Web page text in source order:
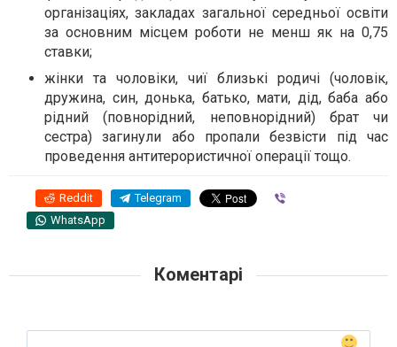
організаціях, закладах загальної середньої освіти
за основним місцем роботи не менш як на 0,75
ставки;
жінки та чоловіки, чиї близькі родичі (чоловік,
дружина, син, донька, батько, мати, дід, баба або
рідний (повнорідний, неповнорідний) брат чи
сестра) загинули або пропали безвісти під час
проведення антитерористичної операції тощо.
Reddit Telegram
WhatsApp
Коментарі